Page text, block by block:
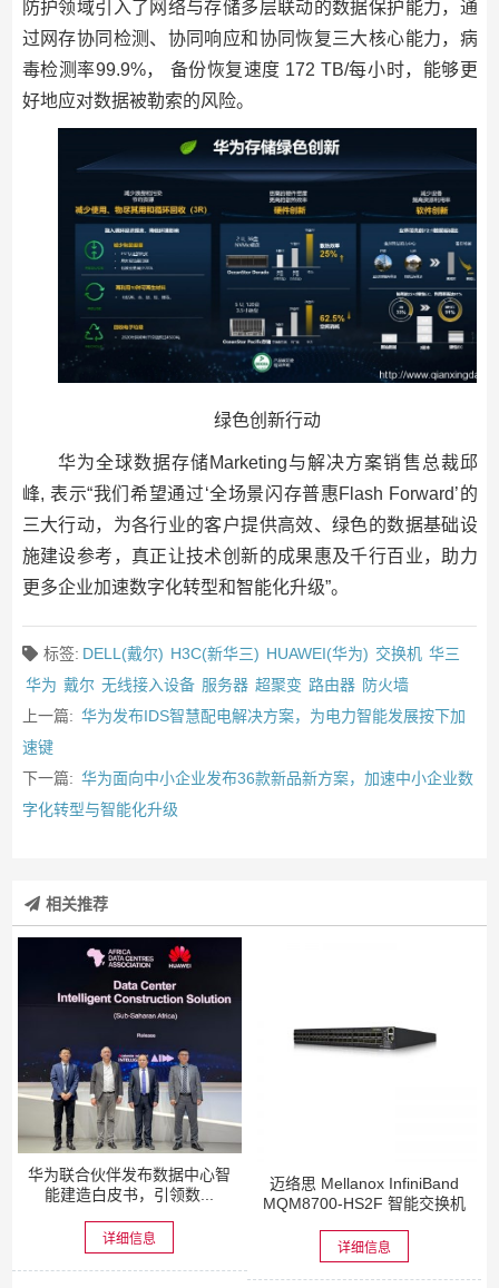
防护领域引入了网络与存储多层联动的数据保护能力，通
过网存协同检测、协同响应和协同恢复三大核心能力，病
毒检测率99.9%， 备份恢复速度 172 TB/每小时，能够更
好地应对数据被勒索的风险。
绿色创新行动
华为全球数据存储Marketing与解决方案销售总裁邱
峰, 表示“我们希望通过‘全场景闪存普惠Flash Forward’的
三大行动，为各行业的客户提供高效、绿色的数据基础设
施建设参考，真正让技术创新的成果惠及千行百业，助力
更多企业加速数字化转型和智能化升级”。
标签: DELL(戴尔) H3C(新华三) HUAWEI(华为) 交换机 华三
华为 戴尔 无线接入设备 服务器 超聚变 路由器 防火墙
上一篇: 华为发布IDS智慧配电解决方案，为电力智能发展按下加
速键
下一篇: 华为面向中小企业发布36款新品新方案，加速中小企业数
字化转型与智能化升级
相关推荐
华为联合伙伴发布数据中心智
能建造白皮书，引领数...
详细信息
迈络思 Mellanox InfiniBand
MQM8700-HS2F 智能交换机
详细信息